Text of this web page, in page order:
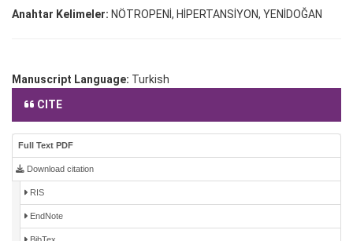
Anahtar Kelimeler: NÖTROPENİ, HİPERTANSİYON, YENİDOĞAN
Manuscript Language: Turkish
CITE
Full Text PDF
Download citation
RIS
EndNote